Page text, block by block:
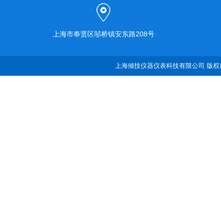
上海市奉贤区邬桥镇安东路208号
上海倾技仪器仪表科技有限公司 版